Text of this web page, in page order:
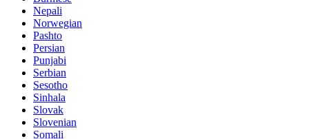
Nepali
Norwegian
Pashto
Persian
Punjabi
Serbian
Sesotho
Sinhala
Slovak
Slovenian
Somali